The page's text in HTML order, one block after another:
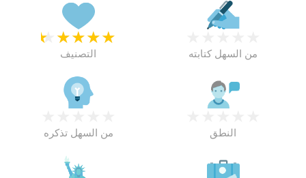
★
★
★
★
★
التصنيف من السهل كتابته
من السهل تذكره النطق